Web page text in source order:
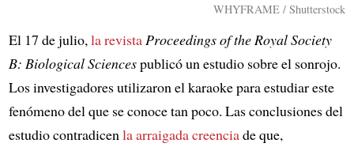
WHYFRAME / Shutterstock
El 17 de julio, la revista Proceedings of the Royal Society
B: Biological Sciencespublicó un estudio sobre el sonrojo.
Los investigadores utilizaron el karaoke para estudiar este
fenómeno del que se conoce tan poco. Las conclusiones del
estudio contradicen la arraigada creenciade que,